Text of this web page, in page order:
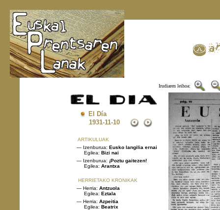
Irudiaren leihoa:
El Día
1931-11-10
ARTIKULUAK
— Izenburua: Eusko langilia ernai
Egilea: Bizi nai
— Izenburua: ¡Poztu gaitezen!
Egilea: Arantxa
HERRIETAKO KRONIKAK
— Herria: Antzuola
Egilea: Eztala
— Herria: Azpeitia
Egilea: Beatrix